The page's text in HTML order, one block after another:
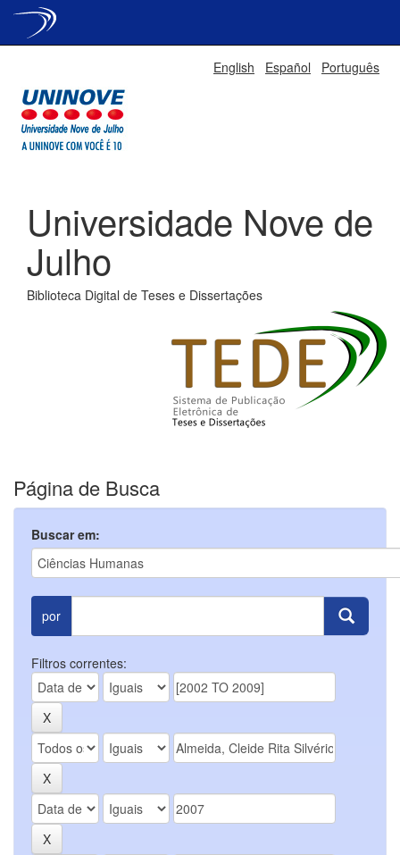
English Español Português
Universidade Nove de
Julho
Biblioteca Digital de Teses e Dissertações
Página de Busca
Buscar em:
por
Filtros correntes: